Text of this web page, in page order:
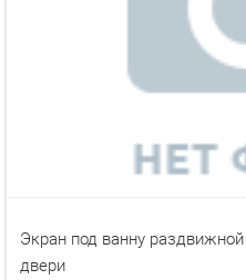
Экран под ванну
двери